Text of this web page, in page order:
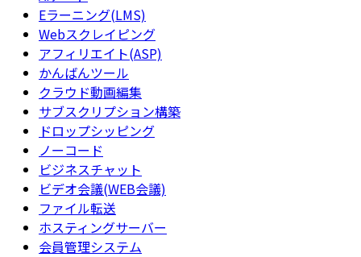
Eラーニング(LMS)
Webスクレイピング
アフィリエイト(ASP)
かんばんツール
クラウド動画編集
サブスクリプション構築
ドロップシッピング
ノーコード
ビジネスチャット
ビデオ会議(WEB会議)
ファイル転送
ホスティングサーバー
会員管理システム